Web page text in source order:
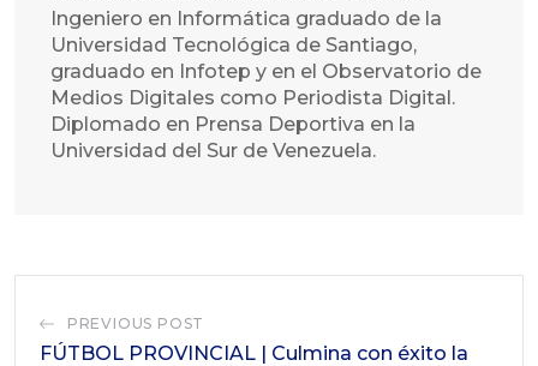
Ingeniero en Informática graduado de la
Universidad Tecnológica de Santiago,
graduado en Infotep y en el Observatorio de
Medios Digitales como Periodista Digital.
Diplomado en Prensa Deportiva en la
Universidad del Sur de Venezuela.
PREVIOUS POST
FÚTBOL PROVINCIAL | Culmina con éxito la